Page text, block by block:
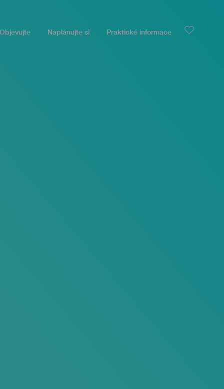
Naplánujte si Praktické informace